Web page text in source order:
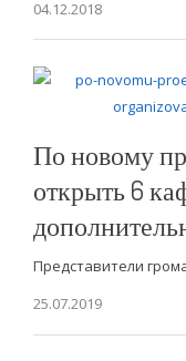
04.12.2018
По новому
открыть 6
Представители
25.07.2019